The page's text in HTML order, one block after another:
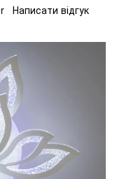
Написати відгук